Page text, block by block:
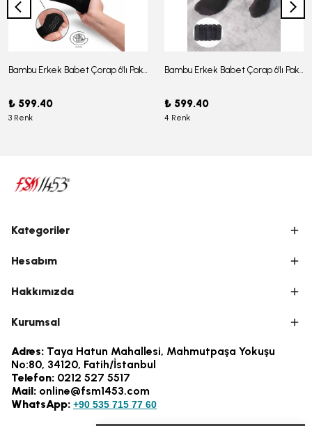
Bambu Erkek Babet Çorap 6'lı Paket - J-03
₺ 599.40
3 Renk
Bambu Erkek Babet Çorap 6'lı Paket -J-08
₺ 599.40
4 Renk
Kategoriler
Hesabım
Hakkımızda
Kurumsal
Adres: Taya Hatun Mahallesi, Mahmutpaşa Yokuşu
No:80, 34120, Fatih/İstanbul
Telefon: 0212 527 5517
Mail: online@fsm1453.com
WhatsApp: +90 535 715 77 60